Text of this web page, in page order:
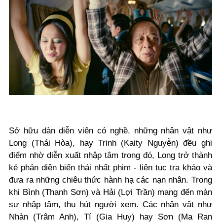
Sở hữu dàn diễn viên có nghề, những nhân vật như
Long (Thái Hòa), hay Trinh (Kaity Nguyễn) đều ghi
điểm nhờ diễn xuất nhập tâm trong đó, Long trở thành
kẻ phản diện biến thái nhất phim - liên tục tra khảo và
đưa ra những chiêu thức hành hạ các nạn nhân. Trong
khi Bình (Thanh Sơn) và Hải (Lợi Trần) mang đến màn
sự nhập tâm, thu hút người xem. Các nhân vật như
Nhàn (Trâm Anh), Tí (Gia Huy) hay Sơn (Ma Ran